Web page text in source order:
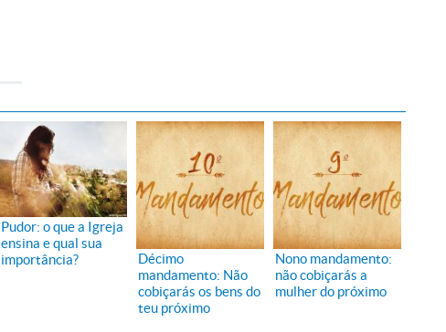
Pudor: o que a Igreja
ensina e qual sua
importância?
Décimo
mandamento: Não
cobiçarás os bens do
teu próximo
Nono mandamento:
não cobiçarás a
mulher do próximo